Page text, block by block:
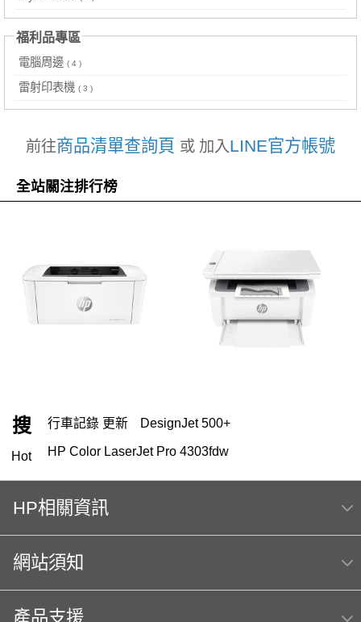
福利品專區
電腦周邊 ( 4 )
雷射印表機 ( 3 )
前往商品清單查詢頁 或 加入LINE官方帳號
全站關注排行榜
搜
Hot
行車記錄 更新 DesignJet 500+
HP Color LaserJet Pro 4303fdw
OfficeJet Pro 9010 多功能事務機 ｜ 1KR53D
HP 151 119
HP Color Laser jet M856dn A3彩色雷射印表機
m254dw Hp564 MFP E47528f
hp Color LaserJet Pro MFP M283fdw 無線雙面觸控彩
HP相關資訊
網站須知
產品支援